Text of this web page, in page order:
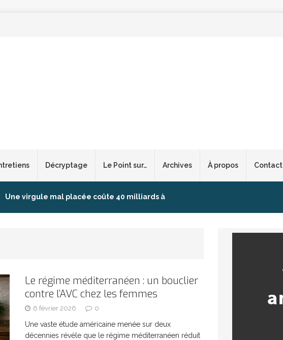
Décryptage Le Point sur… Archives À propos Contact
Une virgule mal placée coûte 40 milliards à
ARTICLES RÉÇENTS
Et si le temps n’existait pas ? ARTICLES RÉÇENTS
Le régime méditerranéen : un bouclier
contre l’AVC chez les femmes
6 février 2026 0
Une vaste étude américaine menée sur deux
décennies révèle que le régime méditerranéen réduit